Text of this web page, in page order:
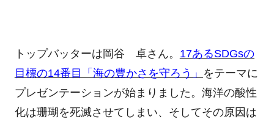
トップバッターは岡谷 卓さん。 17あるSDGsの
目標の14番目「海の豊かさを守ろう」 をテーマに
プレゼンテーションが始まりました。海洋の酸性
化は珊瑚を死滅させてしまい、そしてその原因は